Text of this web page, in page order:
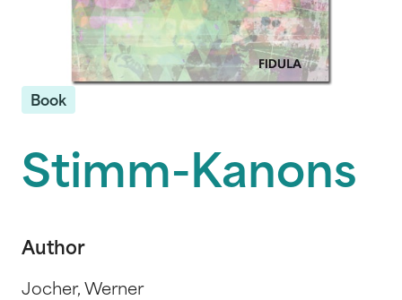
Book
Stimm-Kanons
Author
Jocher, Werner